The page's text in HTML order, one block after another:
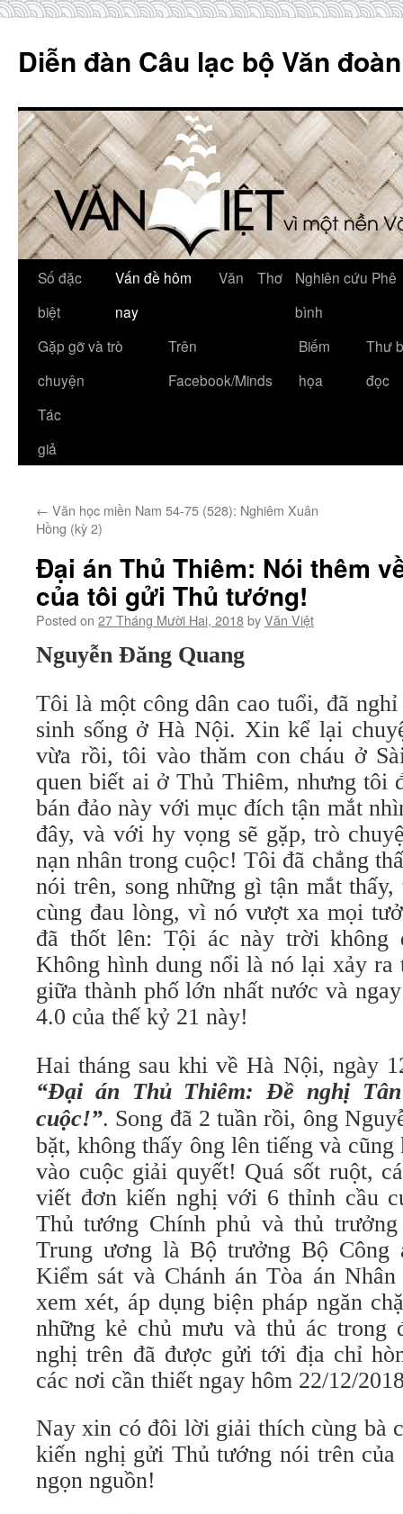
content
Diễn đàn Câu lạc bộ Văn
Số đặc
biệt
Vấn đề hôm
nay
Văn Thơ
Nghiên cứu Phê
bình
Gặp gỡ và trò
chuyện
Trên
Facebook/Minds
Biếm
họa
Thư
đọc
Tác
giả
← Văn học miền Nam 54-75 (528): Nghiêm Xuân
Hồng (kỳ 2)
Đại án Thủ Thiêm: Nói thêm
của tôi gửi Thủ tướng!
Posted on 27 Tháng Mười Hai, 2018byVăn Việt
Nguyễn Đăng Quang
Tôi là một công dân cao tuổi, đã
sinh sống ở Hà Nội. Xin kể lại
vừa rồi, tôi vào thăm con cháu ở
quen biết ai ở Thủ Thiêm, nhưng tôi
bán đảo này với mục đích tận mắt
đây, và với hy vọng sẽ gặp, trò
nạn nhân trong cuộc! Tôi đã chẳng
nói trên, song những gì tận mắt
cùng đau lòng, vì nó vượt xa mọi
đã thốt lên: Tội ác này trời không
Không hình dung nổi là nó lại xảy ra
giữa thành phố lớn nhất nước và
4.0 của thế kỷ 21 này!
Hai tháng sau khi về Hà Nội, ngày
“Đại án Thủ Thiêm: Đề nghị
cuộc!”. Song đã 2 tuần rồi, ông
bặt, không thấy ông lên tiếng và
vào cuộc giải quyết! Quá sốt ruột,
viết đơn kiến nghị với 6 thỉnh cầu
Thủ tướng Chính phủ và thủ
Trung ương là Bộ trưởng Bộ Công
Kiểm sát và Chánh án Tòa án
xem xét, áp dụng biện pháp ngăn
những kẻ chủ mưu và thủ ác
nghị trên đã được gửi tới địa chỉ
các nơi cần thiết ngay hôm 22/12/
Nay xin có đôi lời giải thích cùng bà
kiến nghị gửi Thủ tướng nói trên
ngọn nguồn!